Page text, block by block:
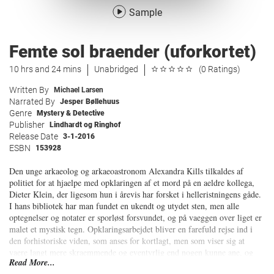
Sample
Femte sol braender (uforkortet)
10 hrs and 24 mins Unabridged (0 Ratings)
Written By Michael Larsen
Narrated By Jesper Bøllehuus
Genre Mystery & Detective
Publisher Lindhardt og Ringhof
Release Date 3-1-2016
ESBN 153928
Den unge arkaeolog og arkaeoastronom Alexandra Kills tilkaldes af
politiet for at hjaelpe med opklaringen af et mord på en aeldre kollega,
Dieter Klein, der ligesom hun i årevis har forsket i helleristningens gåde.
I hans bibliotek har man fundet en ukendt og utydet sten, men alle
optegnelser og notater er sporløst forsvundet, og på vaeggen over liget er
malet et mystisk tegn. Opklaringsarbejdet bliver en farefuld rejse ind i
den forhistoriske viden, som anses for kortlagt, men som viser sig at
vaere langt mere skraemmende og eventyrlig end nogen kunne ane, og
for Alexandra bliver det samtidig et dramatisk opgør med en fortid, som
Read More...